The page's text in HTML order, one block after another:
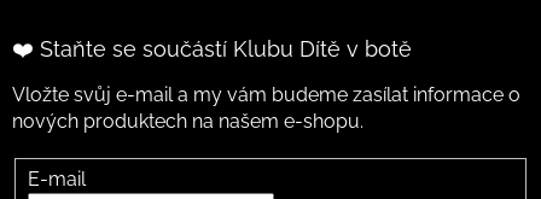
❤️ Staňte se součástí Klubu Dítě v botě
Vložte svůj e-mail a my vám budeme zasílat informace o
nových produktech na našem e-shopu.
E-mail